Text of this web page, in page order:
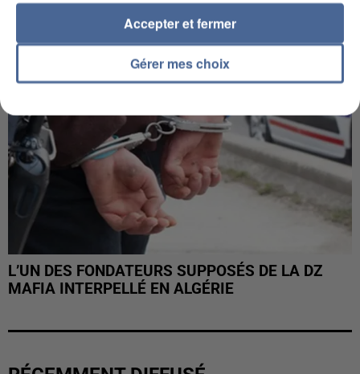
L’UN DES FONDATEURS SUPPOSÉS DE LA DZ
MAFIA INTERPELLÉ EN ALGÉRIE
Gérer mes choix
Accepter et fermer